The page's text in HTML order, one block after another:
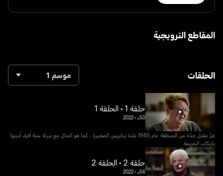
المقاطع الترويجية
الحلقات موسم 1
حلقة 1 • الحلقة 1
50د •
2022
هزّ مقتل جدّة من المنطقة عام 1985 بلدة بياتريس الصغيرة ، كما هو الحال مع تبرئة ستة أفراد أدينوا
بارتكاب الجريمة.
حلقة 2 • الحلقة 2
56د •
2022